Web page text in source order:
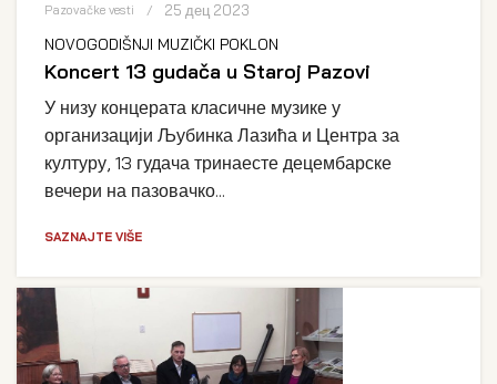
Pazovačke vesti 25 дец 2023
NOVOGODIŠNJI MUZIČKI POKLON
Koncert 13 gudača u Staroj Pazovi
У низу концерата класичне музике у
организацији Љубинка Лазића и Центра за
културу, 13 гудача тринаесте децембарске
вечери на пазовачко...
SAZNAJTE VIŠE